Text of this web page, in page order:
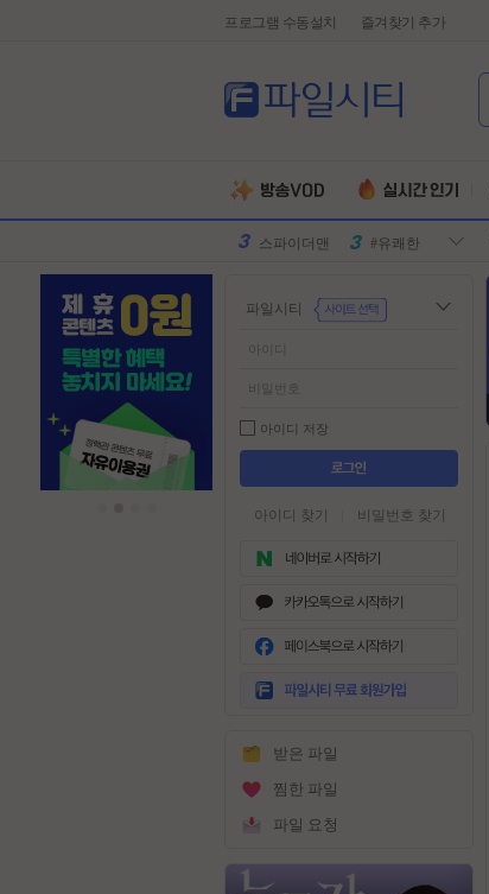
프로그램 수동설치 즐겨찾기 추가
러스
스파이더맨 #유쾌한
로
만달로리안 #외계인
동궁
다를입는다
디스클로저
데이
#소지섭
유부녀킬러 #전지현
군체 #넷플릭스
파일시티
아이디 저장
아이디 찾기 비밀번호 찾기
가
입
받은 파일
찜한 파일
파일 요청